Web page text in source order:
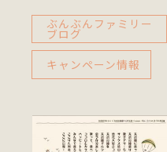
ぶんぶんファミリー
ブログ
キャンペーン情報